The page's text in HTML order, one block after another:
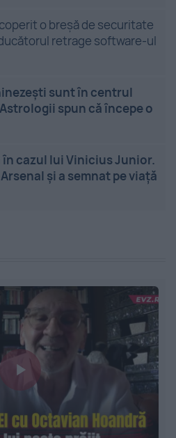
o breșă de securitate
retrage software-ul
sunt în centrul
spun că începe o
cazul lui Vinicius Junior.
și a semnat pe viață